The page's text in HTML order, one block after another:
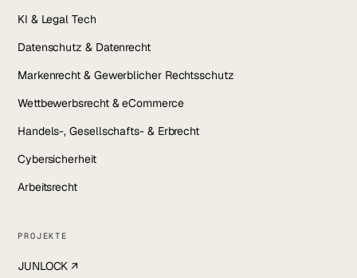
KI & Legal Tech
Datenschutz & Datenrecht
Markenrecht & Gewerblicher Rechtsschutz
Wettbewerbsrecht & eCommerce
Handels-, Gesellschafts- & Erbrecht
Cybersicherheit
Arbeitsrecht
PROJEKTE
JUNLOCK ↗